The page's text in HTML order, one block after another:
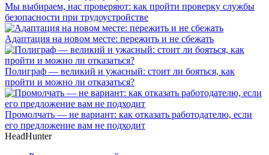
Мы выбираем, нас проверяют: как пройти проверку службы
безопасности при трудоустройстве
Адаптация на новом месте: пережить и не сбежать
Полиграф — великий и ужасный: стоит ли бояться, как
пройти и можно ли отказаться?
Промолчать — не вариант: как отказать работодателю, если
его предложение вам не подходит
HeadHunter